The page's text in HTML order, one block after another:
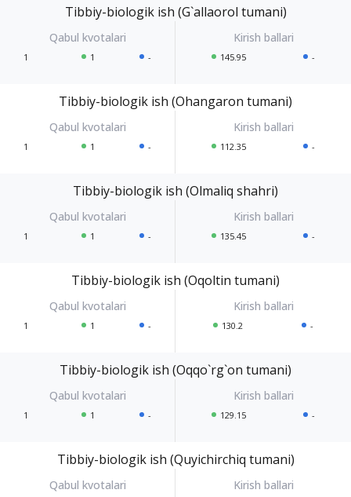
Tibbiy-biologik ish (G`allaorol tumani)
1 1 - 145.95 -
Tibbiy-biologik ish (Ohangaron tumani)
1 1 - 112.35 -
Tibbiy-biologik ish (Olmaliq shahri)
1 1 - 135.45 -
Tibbiy-biologik ish (Oqoltin tumani)
1 1 - 130.2 -
Tibbiy-biologik ish (Oqqo`rg`on tumani)
1 1 - 129.15 -
Tibbiy-biologik ish (Quyichirchiq tumani)